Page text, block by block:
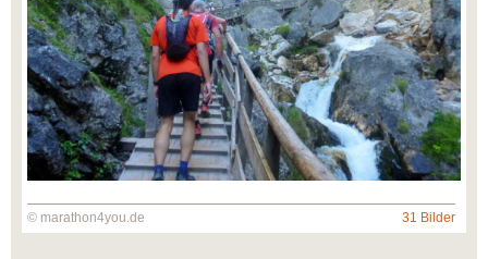
© marathon4you.de 31 Bilder